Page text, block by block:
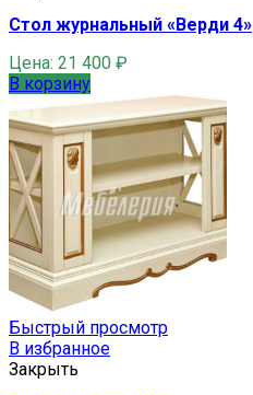
Стол журнальный «Верди 4»
Цена: 21 400 ₽
В корзину
Быстрый просмотр
В избранное
Закрыть